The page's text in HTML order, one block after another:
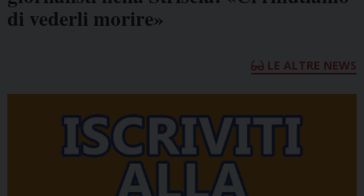
di vederli morire»
LE ALTRE NEWS